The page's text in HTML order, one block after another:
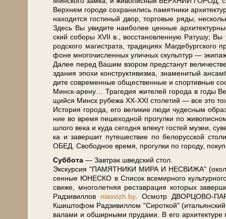
Верх­нем го­ро­де со­хра­ни­лись па­мят­ни­ки
на­хо­дит­ся го­сти­ный двор, тор­го­вые ря­ды,
Здесь Вы уви­ди­те наи­бо­лее цен­ные
ский со­бо­ры ХVII в., вос­ста­нов­лен­ную Ратушу;
род­ско­го ма­ги­стра­та, тра­ди­ци­ях
фо­не мно­го­чис­лен­ных улич­ных скульп­тур —
Да­лее пе­ред Ва­шим взо­ром пред­ста­нут
зда­ния эпо­хи кон­ст­рук­ти­виз­ма, зна­ме­ни­тый
ди­те со­вре­мен­ные об­ще­ствен­ные и спор­тив­ные
Минск-арену… Трагедия жи­те­лей го­ро­да в го­ды
щий­ся Минск ру­бе­жа ХХ-ХХI сто­ле­тий — все это
История го­ро­да, его ве­ли­кие лю­ди чу­дес­ным
ние во вре­мя пе­ше­ход­ной про­гул­ки по
шло­го ве­ка и ку­да се­год­ня вле­кут го­стей му­зеи,
ка и за­вер­шит пу­те­ше­ствие по бе­ло­рус­ской
ОБЕД. Сво­бод­ное вре­мя, про­гул­ки по го­ро­ду,
Суб­бо­та — Завтрак швед­ский стол.
Экс­кур­сия "ПАМЯТНИКИ МИРА И НЕСВИ­ЖА"
сен­ные ЮНЕСКО в Спи­сок все­мир­но­го
сви­же, мно­го­лет­няя ре­став­ра­ция ко­то­рых
Рад­зи­вил­лов niasvizh.by. Осмотр ДВОРЦОВО-
Кшишто­фом Рад­зи­вил­лом "Си­рот­кой"
ва­ла­ми и об­шир­ны­ми пру­да­ми. В его